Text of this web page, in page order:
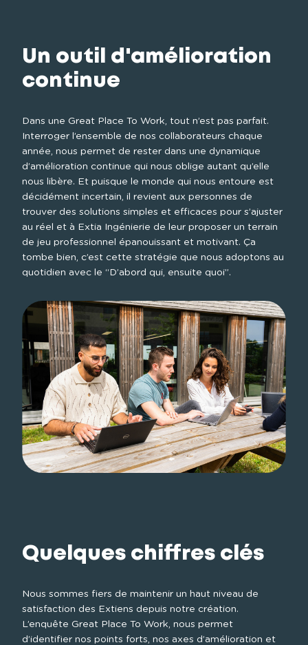
Un outil d'amélioration
continue
Dans une Great Place To Work, tout n’est pas parfait.
Interroger l’ensemble de nos collaborateurs chaque
année, nous permet de rester dans une dynamique
d’amélioration continue qui nous oblige autant qu’elle
nous libère. Et puisque le monde qui nous entoure est
décidément incertain, il revient aux personnes de
trouver des solutions simples et efficaces pour s’ajuster
au réel et à Extia Ingénierie de leur proposer un terrain
de jeu professionnel épanouissant et motivant. Ça
tombe bien, c’est cette stratégie que nous adoptons au
quotidien avec le “D’abord qui, ensuite quoi”.
Quelques chiffres clés
Nous sommes fiers de maintenir un haut niveau de
satisfaction des Extiens depuis notre création.
L’enquête Great Place To Work, nous permet
d’identifier nos points forts, nos axes d’amélioration et